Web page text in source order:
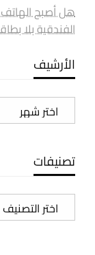
هل أصبح
الفندقية بلا
الأرشيف
الأرشيف
تصنيفات
تصنيفات